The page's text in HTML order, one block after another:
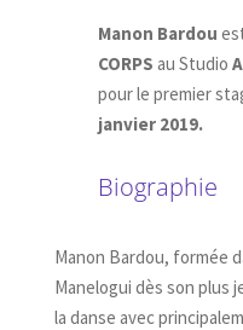
Manon Bardou
CORPS au Studio
pour le premier
janvier 2019.
Biographie
Manon Bardou, formée
Manelogui dès son plus
la danse avec